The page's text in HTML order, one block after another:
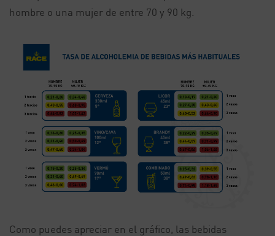
hombre o una mujer de entre 70 y 90 kg.
Como puedes apreciar en el gráfico, las bebidas